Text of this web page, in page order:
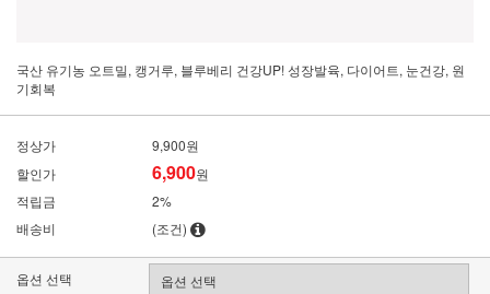
국산 유기농 오트밀, 캥거루, 블루베리 건강UP! 성장발육, 다이어트, 눈건강, 원
기회복
정상가
9,900원
할인가
6,900원
적립금
2%
배송비
(조건)
옵션 선택